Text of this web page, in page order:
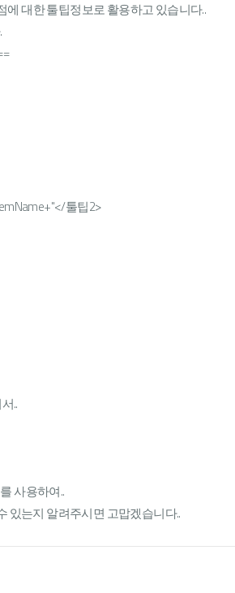
에 대한 툴팁정보로 활용하고 있습니다..
툴팁2>
..
사용하여..
있는지 알려주시면 고맙겠습니다..